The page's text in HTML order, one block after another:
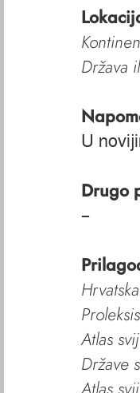
Država
U
Drugo
–
Atlas
Države